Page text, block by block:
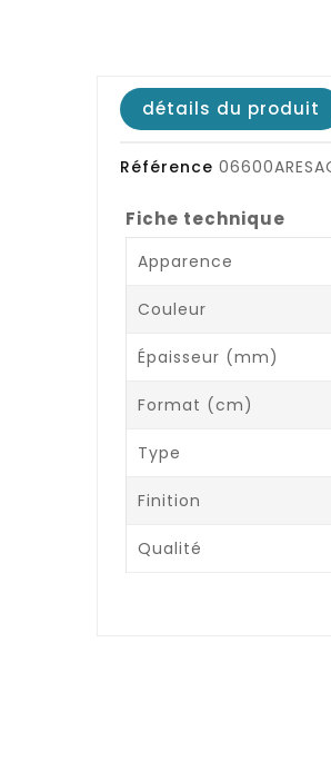
détails du produit
Référence
Fiche technique
Apparence
Couleur
Épaisseur (mm)
Format (cm)
Type
Finition
Qualité